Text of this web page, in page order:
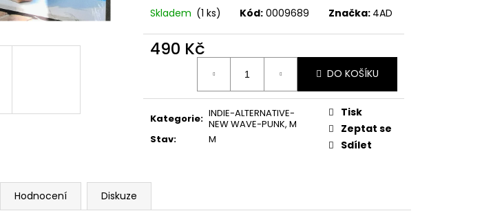
Skladem (1 ks) Kód: 0009689 Značka: 4AD
490 Kč
DO KOŠÍKU
Kategorie: INDIE-ALTERNATIVE-
NEW WAVE-PUNK, M
Stav: M
Tisk
Zeptat se
Sdílet
Hodnocení Diskuze
OF DAWN CD